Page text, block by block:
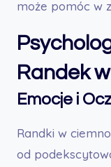
może pomóc w
Randek
Emocje i
Randki w
od